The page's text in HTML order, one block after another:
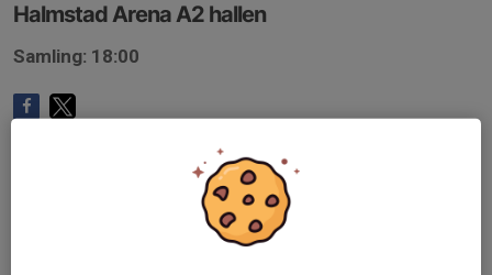
Halmstad Arena A2 hallen
Samling: 18:00